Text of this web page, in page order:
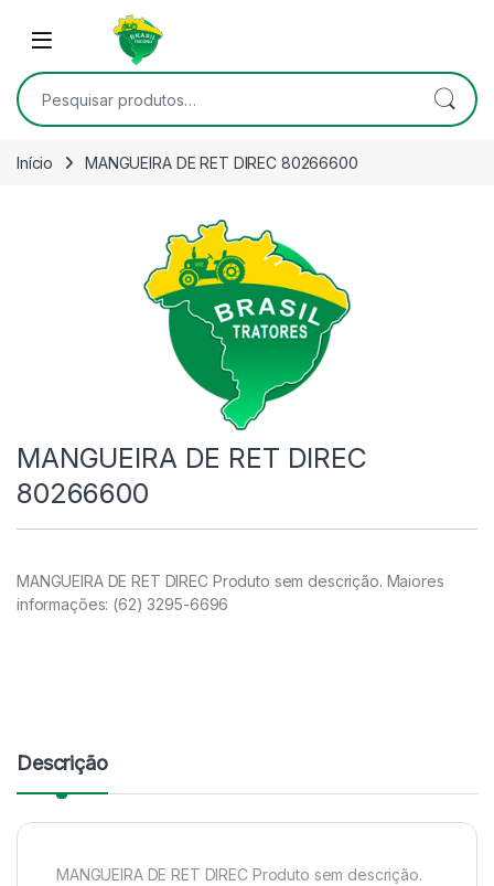
Skip to navigation
Open
Pesquisar por:
Início MANGUEIRA DE RET DIREC 80266600
MANGUEIRA DE RET DIREC
80266600
MANGUEIRA DE RET DIREC Produto sem descrição. Maiores
informações: (62) 3295-6696
Descrição
MANGUEIRA DE RET DIREC Produto sem descrição.